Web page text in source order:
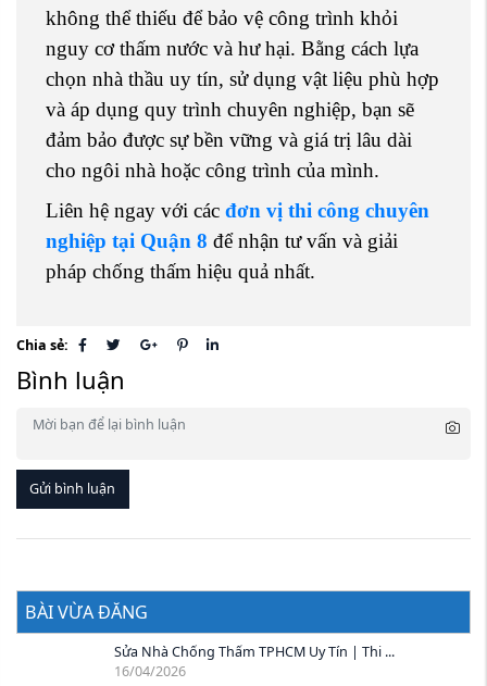
không thể thiếu để bảo vệ công trình khỏi
nguy cơ thấm nước và hư hại. Bằng cách lựa
chọn nhà thầu uy tín, sử dụng vật liệu phù hợp
và áp dụng quy trình chuyên nghiệp, bạn sẽ
đảm bảo được sự bền vững và giá trị lâu dài
cho ngôi nhà hoặc công trình của mình.
Liên hệ ngay với các đơn vị thi công chuyên
nghiệp tại Quận 8 để nhận tư vấn và giải
pháp chống thấm hiệu quả nhất.
Chia sẻ:
Bình luận
Gửi bình luận
BÀI VỪA ĐĂNG
Sửa Nhà Chống Thấm TPHCM Uy Tín | Thi ...
16/04/2026